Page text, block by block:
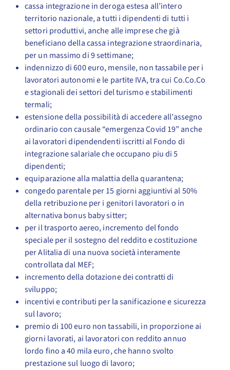
cassa integrazione in deroga estesa all’intero
territorio nazionale, a tutti i dipendenti di tutti i
settori produttivi, anche alle imprese che già
beneficiano della cassa integrazione straordinaria,
per un massimo di 9 settimane;
indennizzo di 600 euro, mensile, non tassabile per i
lavoratori autonomi e le partite IVA, tra cui Co.Co.Co
e stagionali dei settori del turismo e stabilimenti
termali;
estensione della possibilità di accedere all’assegno
ordinario con causale “emergenza Covid 19” anche
ai lavoratori dipendendenti iscritti al Fondo di
integrazione salariale che occupano piu di 5
dipendenti;
equiparazione alla malattia della quarantena;
congedo parentale per 15 giorni aggiuntivi al 50%
della retribuzione per i genitori lavoratori o in
alternativa bonus baby sitter;
per il trasporto aereo, incremento del fondo
speciale per il sostegno del reddito e costituzione
per Alitalia di una nuova società interamente
controllata dal MEF;
incremento della dotazione dei contratti di
sviluppo;
incentivi e contributi per la sanificazione e sicurezza
sul lavoro;
premio di 100 euro non tassabili, in proporzione ai
giorni lavorati, ai lavoratori con reddito annuo
lordo fino a 40 mila euro, che hanno svolto
prestazione sul luogo di lavoro;